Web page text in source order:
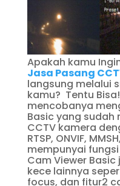
Apakah kamu
Jasa Pasang
langsung melalui
kamu? Tentu
mencobanya
Basic yang
CCTV kamera
RTSP, ONVIF,
mempunyai
Cam Viewer
kece lainnya
focus, dan fitur2